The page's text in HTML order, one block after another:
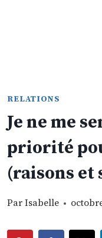
RELATIONS
Je ne me
priorité
(raisons et
Par Isabelle